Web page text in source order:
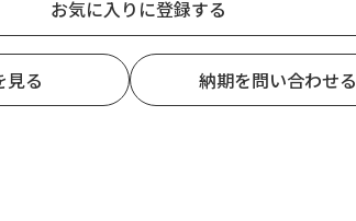
お気に入りに登録する
見る 納期を問い合わせる